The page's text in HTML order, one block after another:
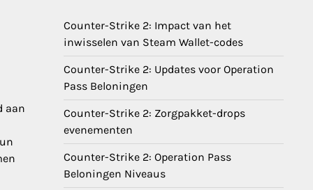
aan
Counter-Strike 2: Impact van het
inwisselen van Steam Wallet-codes
Counter-Strike 2: Updates voor Operation
Pass Beloningen
Counter-Strike 2: Zorgpakket-drops
evenementen
Counter-Strike 2: Operation Pass
Beloningen Niveaus